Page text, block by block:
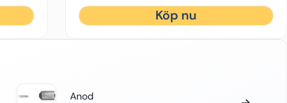
Köp nu
Anod